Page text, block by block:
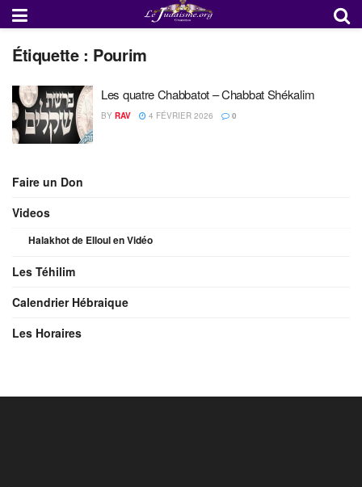
Étiquette : Pourim
Les quatre Chabbatot – Chabbat Shékalim
BY RAV 4 FÉVRIER 2026 0
Faire un Don
Videos
Halakhot de Elloul en Vidéo
Les Téhilim
Calendrier Hébraique
Les Horaires